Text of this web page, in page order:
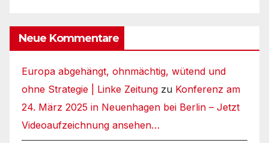
Neue Kommentare
Europa abgehängt, ohnmächtig, wütend und
ohne Strategie | Linke Zeitung zu Konferenz am
24. März 2025 in Neuenhagen bei Berlin – Jetzt
Videoaufzeichnung ansehen…